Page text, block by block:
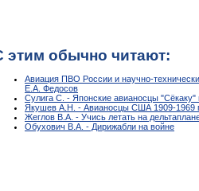
этим обычно читают:
Авиация ПВО России и научно-
Е.А. Федосов
Сулига С. - Японские авианосцы "Сёкаку"
Якушев А.Н. - Авианосцы США 1909-1969
Жеглов В.А. - Учись летать на
Обухович В.А. - Дирижабли на войне